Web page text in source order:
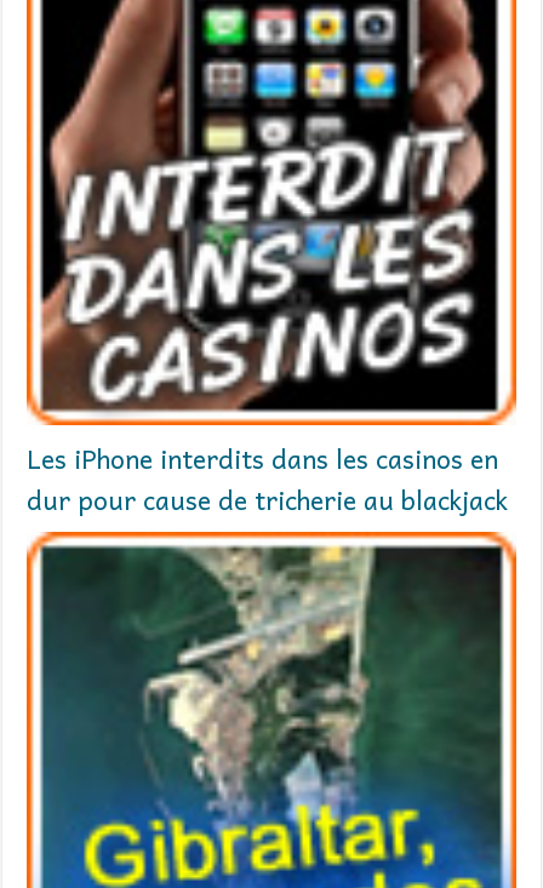
Les iPhone interdits dans les casinos en
dur pour cause de tricherie au blackjack